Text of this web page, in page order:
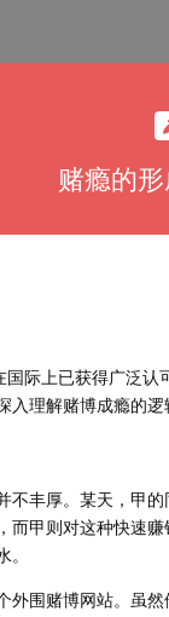
赌瘾的
际上已获得广泛
理解赌博成瘾的逻
不丰厚。某天，甲
而甲则对这种快速
外围赌博网站。虽